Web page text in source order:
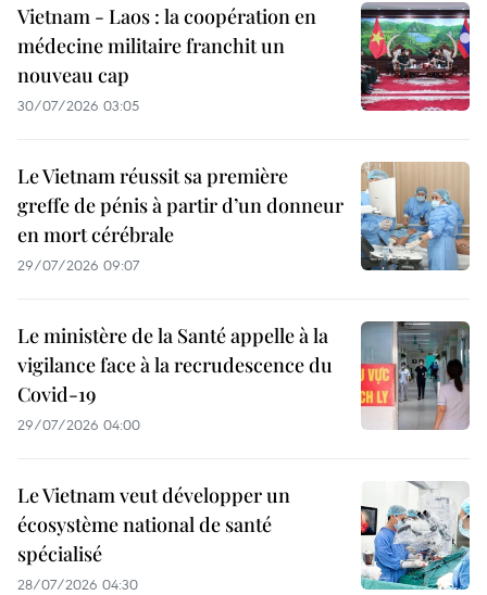
Vietnam - Laos : la coopération en
médecine militaire franchit un
nouveau cap
30/07/2026 03:05
Le Vietnam réussit sa première
greffe de pénis à partir d’un donneur
en mort cérébrale
29/07/2026 09:07
Le ministère de la Santé appelle à la
vigilance face à la recrudescence du
Covid-19
29/07/2026 04:00
Le Vietnam veut développer un
écosystème national de santé
spécialisé
28/07/2026 04:30